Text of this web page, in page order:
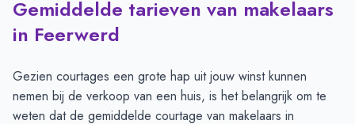
Gemiddelde tarieven van makelaars
in Feerwerd
Gezien courtages een grote hap uit jouw winst kunnen
nemen bij de verkoop van een huis, is het belangrijk om te
weten dat de gemiddelde courtage van makelaars in